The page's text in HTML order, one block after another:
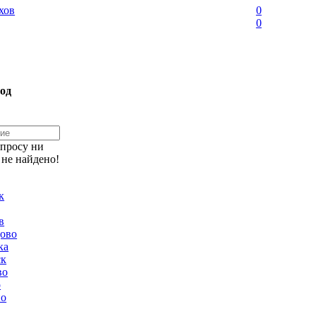
0
0
ни
найдено!